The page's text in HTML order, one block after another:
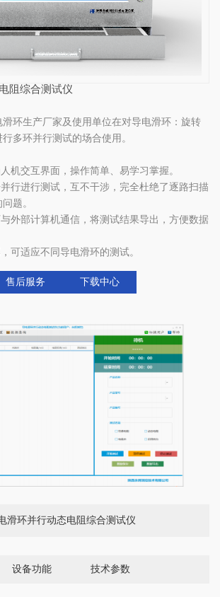
阻综合测试仪
滑环生产厂家及使用单位在对导电滑环：旋转
多环并行测试的场合使用。
机交互界面，操作简单、易学习掌握。
行进行测试，互不干涉，完全杜绝了逐路扫描
题。
外部计算机通信，将测试结果导出，方便数据
可适应不同导电滑环的测试。
售后服务 下载中心
滑环并行动态电阻综合测试仪
设备功能 技术参数